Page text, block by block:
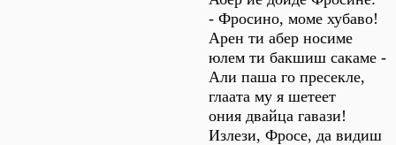
- Фросино, моме хубаво!
Арен ти абер носиме
юлем ти бакшиш сакаме -
Али паша го пресекле,
глаата му я шетеет
ония двайца гавази!
Излези, Фросе, да видиш